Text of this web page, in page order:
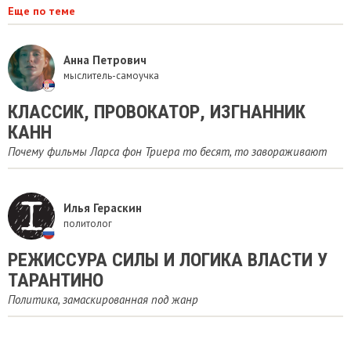
Еще по теме
Анна Петрович
мыслитель-самоучка
​КЛАССИК, ПРОВОКАТОР, ИЗГНАННИК
КАНН
Почему фильмы Ларса фон Триера то бесят, то завораживают
Илья Гераскин
политолог
РЕЖИССУРА СИЛЫ И ЛОГИКА ВЛАСТИ У
ТАРАНТИНО
Политика, замаскированная под жанр